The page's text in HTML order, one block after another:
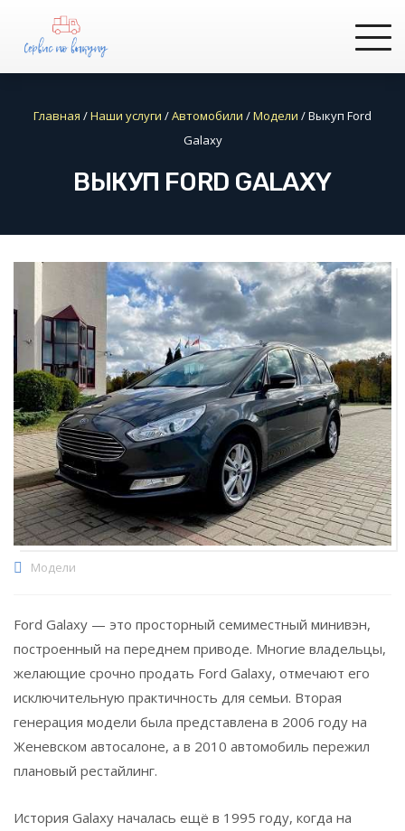
Главная /Наши услуги /Автомобили /Модели /Выкуп Ford
Galaxy
ВЫКУП FORD GALAXY
Модели
Ford Galaxy — это просторный семиместный минивэн,
построенный на переднем приводе. Многие владельцы,
желающие срочно продать Ford Galaxy, отмечают его
исключительную практичность для семьи. Вторая
генерация модели была представлена в 2006 году на
Женевском автосалоне, а в 2010 автомобиль пережил
плановый рестайлинг.
История Galaxy началась ещё в 1995 году, когда на